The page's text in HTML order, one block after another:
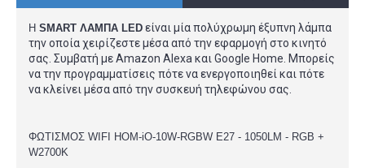
Η SMART ΛΑΜΠΑ LED είναι μία πολύχρωμη έξυπνη λάμπα
την οποία χειρίζεστε μέσα από την εφαρμογή στο κινητό
σας. Συμβατή με Amazon Alexa και Google Home. Μπορείς
να την προγραμματίσεις πότε να ενεργοποιηθεί και πότε
να κλείνει μέσα από την συσκευή τηλεφώνου σας.
ΦΩΤΙΣΜΟΣ WIFI HOM-iO-10W-RGBW E27 - 1050LM - RGB +
W2700K